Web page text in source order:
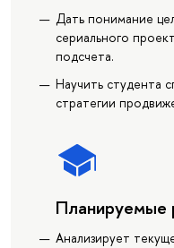
Дать понимание
сериального
подсчета.
Научить студента
стратегии
Планируемые
Анализирует